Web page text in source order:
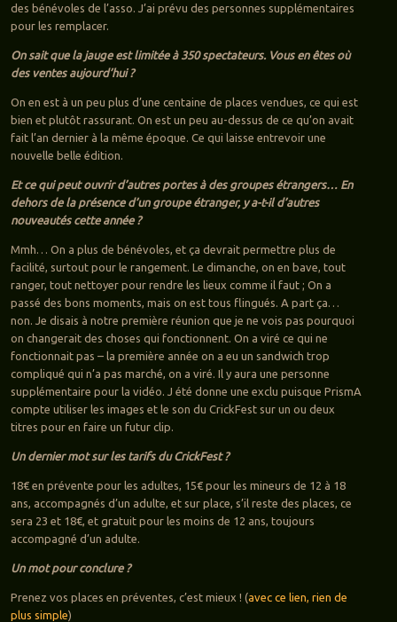
des bénévoles de l’asso. J’ai prévu des personnes supplémentaires
pour les remplacer.
On sait que la jauge est limitée à 350 spectateurs. Vous en êtes où
des ventes aujourd’hui ?
On en est à un peu plus d’une centaine de places vendues, ce qui est
bien et plutôt rassurant. On est un peu au-dessus de ce qu’on avait
fait l’an dernier à la même époque. Ce qui laisse entrevoir une
nouvelle belle édition.
Et ce qui peut ouvrir d’autres portes à des groupes étrangers… En
dehors de la présence d’un groupe étranger, y a-t-il d’autres
nouveautés cette année ?
Mmh… On a plus de bénévoles, et ça devrait permettre plus de
facilité, surtout pour le rangement. Le dimanche, on en bave, tout
ranger, tout nettoyer pour rendre les lieux comme il faut ; On a
passé des bons moments, mais on est tous flingués. A part ça…
non. Je disais à notre première réunion que je ne vois pas pourquoi
on changerait des choses qui fonctionnent. On a viré ce qui ne
fonctionnait pas – la première année on a eu un sandwich trop
compliqué qui n’a pas marché, on a viré. Il y aura une personne
supplémentaire pour la vidéo. J été donne une exclu puisque PrismA
compte utiliser les images et le son du CrickFest sur un ou deux
titres pour en faire un futur clip.
Un dernier mot sur les tarifs du CrickFest ?
18€ en prévente pour les adultes, 15€ pour les mineurs de 12 à 18
ans, accompagnés d’un adulte, et sur place, s’il reste des places, ce
sera 23 et 18€, et gratuit pour les moins de 12 ans, toujours
accompagné d’un adulte.
Un mot pour conclure ?
Prenez vos places en préventes, c’est mieux ! (avec ce lien, rien de
plus simple)